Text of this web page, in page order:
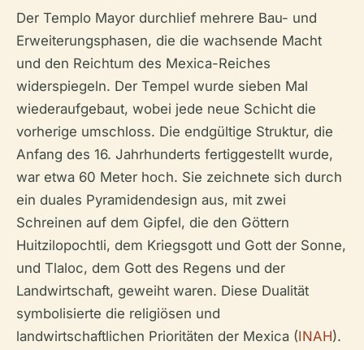
Der Templo Mayor durchlief mehrere Bau- und
Erweiterungsphasen, die die wachsende Macht
und den Reichtum des Mexica-Reiches
widerspiegeln. Der Tempel wurde sieben Mal
wiederaufgebaut, wobei jede neue Schicht die
vorherige umschloss. Die endgültige Struktur, die
Anfang des 16. Jahrhunderts fertiggestellt wurde,
war etwa 60 Meter hoch. Sie zeichnete sich durch
ein duales Pyramidendesign aus, mit zwei
Schreinen auf dem Gipfel, die den Göttern
Huitzilopochtli, dem Kriegsgott und Gott der Sonne,
und Tlaloc, dem Gott des Regens und der
Landwirtschaft, geweiht waren. Diese Dualität
symbolisierte die religiösen und
landwirtschaftlichen Prioritäten der Mexica (INAH).